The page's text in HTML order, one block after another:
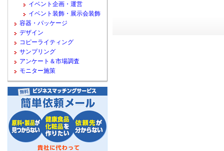
イベント企画・運営
イベント装飾・展示会装飾
容器・パッケージ
デザイン
コピーライティング
サンプリング
アンケート＆市場調査
モニター施策